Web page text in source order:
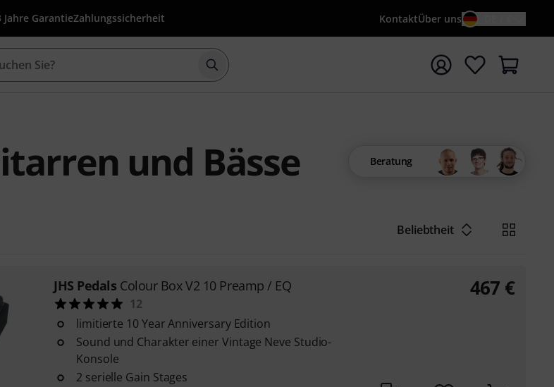
Jahre GarantieZahlungssicherheit KontaktÜber uns
Suche mit Suchwort {searchTerm} starten
und Bässe Beratung
Beliebtheit
JHS Pedals Colour Box V2 10 Preamp / EQ
12
limitierte 10 Year Anniversary Edition
Sound und Charakter einer Vintage Neve Studio-
Konsole
2 serielle Gain Stages
467 €